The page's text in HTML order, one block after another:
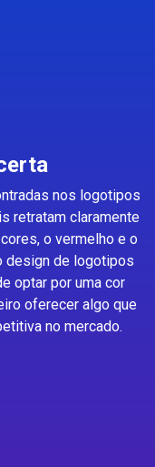
nos logotipos
retratam claramente
o vermelho e o
design de logotipos
optar por uma cor
oferecer algo que
no mercado.